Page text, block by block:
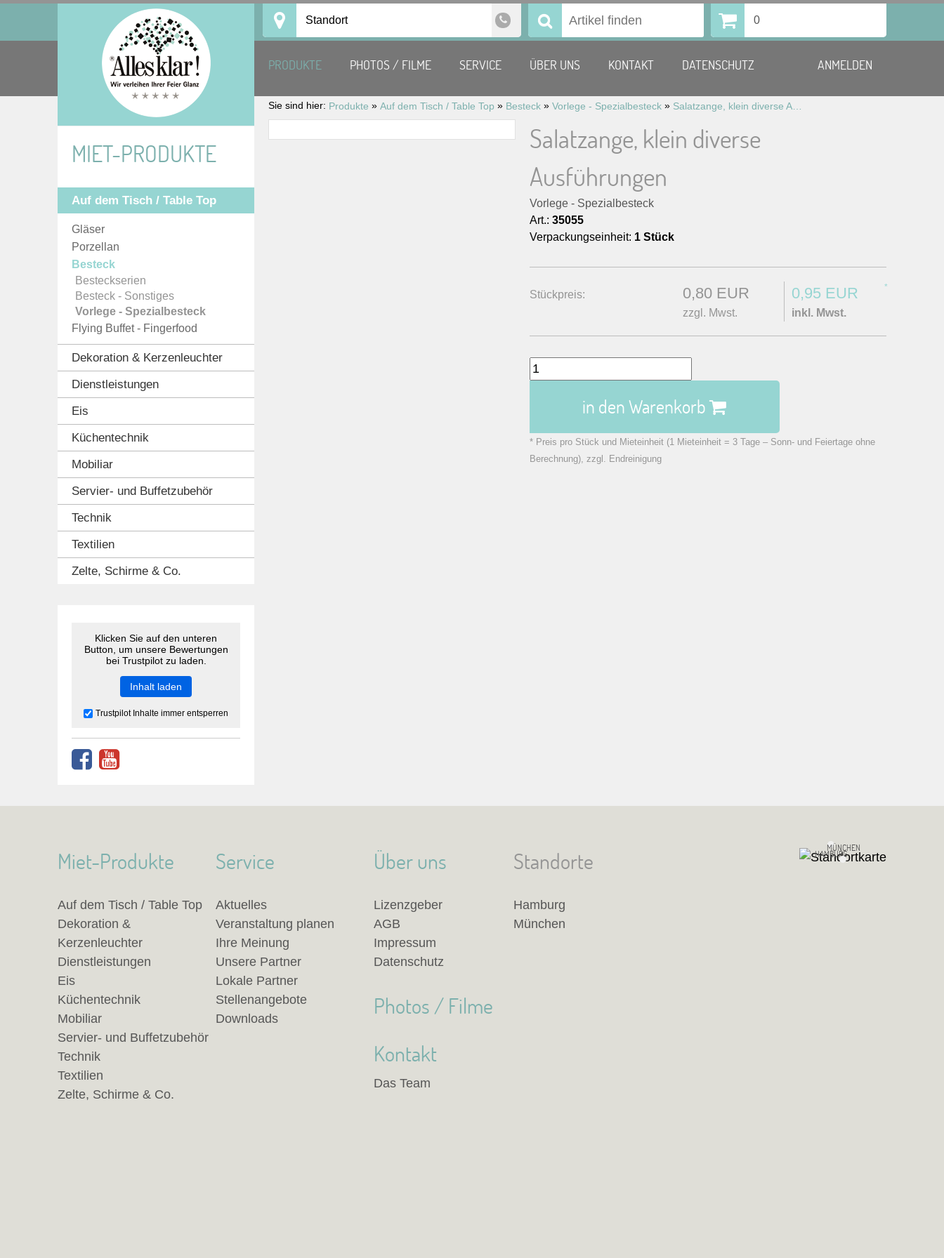
Standort Suchen 0
PRODUKTE PHOTOS / FILME SERVICE ÜBER UNS KONTAKT DATENSCHUTZ ANMELDEN
Sie sind hier: Produkte » Auf dem Tisch / Table Top » Besteck » Vorlege - Spezialbesteck »
Salatzange, klein diverse
Ausführungen
Vorlege - Spezialbesteck
Art.: 35055
Verpackungseinheit: 1 Stück
Stückpreis: 0,80 EUR
zzgl. Mwst.
0,95 EUR *
inkl. Mwst.
in den Warenkorb
* Preis pro Stück und Mieteinheit (1 Mieteinheit = 3 Tage – Sonn- und Feiertage ohne
Berechnung), zzgl. Endreinigung
MIET-PRODUKTE
Auf dem Tisch / Table Top
Gläser
Porzellan
Besteck
Besteckserien
Besteck - Sonstiges
Vorlege - Spezialbesteck
Flying Buffet - Fingerfood
Dekoration & Kerzenleuchter
Dienstleistungen
Eis
Küchentechnik
Mobiliar
Servier- und Buffetzubehör
Technik
Textilien
Zelte, Schirme & Co.
Klicken Sie auf den unteren
Button, um unsere Bewertungen
bei Trustpilot zu laden.
Inhalt laden
Trustpilot Inhalte immer entsperren
Standorte
Hamburg
München
HAMBURG
MÜNCHEN
Miet-Produkte
Auf dem Tisch / Table Top
Dekoration &
Kerzenleuchter
Dienstleistungen
Eis
Küchentechnik
Mobiliar
Servier- und Buffetzubehör
Technik
Textilien
Zelte, Schirme & Co.
Service
Aktuelles
Veranstaltung planen
Ihre Meinung
Unsere Partner
Lokale Partner
Stellenangebote
Downloads
Über uns
Lizenzgeber
AGB
Impressum
Datenschutz
Photos / Filme
Kontakt
Das Team